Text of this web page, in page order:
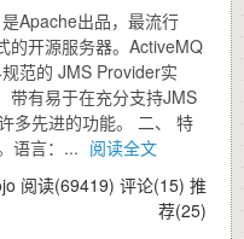
Apache出品，最流行
的开源服务器。ActiveMQ
范的 JMS Provider实
带有易于在充分支持JMS
多先进的功能。 二、 特
语言：... 阅读全文
阅读(69419) 评论(15) 推
荐(25)